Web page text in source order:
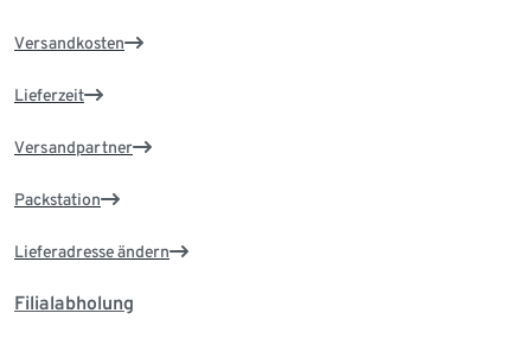
Versandkosten
Lieferzeit
Versandpartner
Packstation
Lieferadresse ändern
Filialabholung